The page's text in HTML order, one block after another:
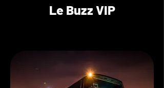
Le Buzz VIP